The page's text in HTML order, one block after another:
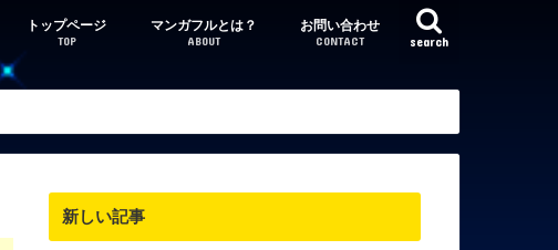
search
トップページ
TOP
マンガフルとは？
ABOUT
お問い合わせ
CONTACT
新しい記事